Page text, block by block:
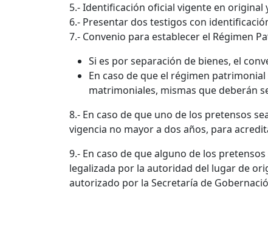
5.- Identificación oficial vigente en original
6.- Presentar dos testigos con
7.- Convenio para establecer el Régimen
Si es por separación de bienes, el
En caso de que el régimen
matrimoniales, mismas que deberán
8.- En caso de que uno de los pretensos
vigencia no mayor a dos años, para
9.- En caso de que alguno de los
legalizada por la autoridad del lugar de
autorizado por la Secretaría de